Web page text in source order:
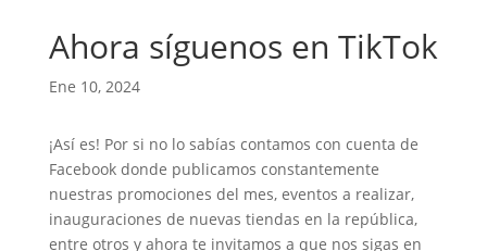
Ahora síguenos en TikTok
Ene 10, 2024
¡Así es! Por si no lo sabías contamos con cuenta de
Facebook donde publicamos constantemente
nuestras promociones del mes, eventos a realizar,
inauguraciones de nuevas tiendas en la república,
entre otros y ahora te invitamos a que nos sigas en